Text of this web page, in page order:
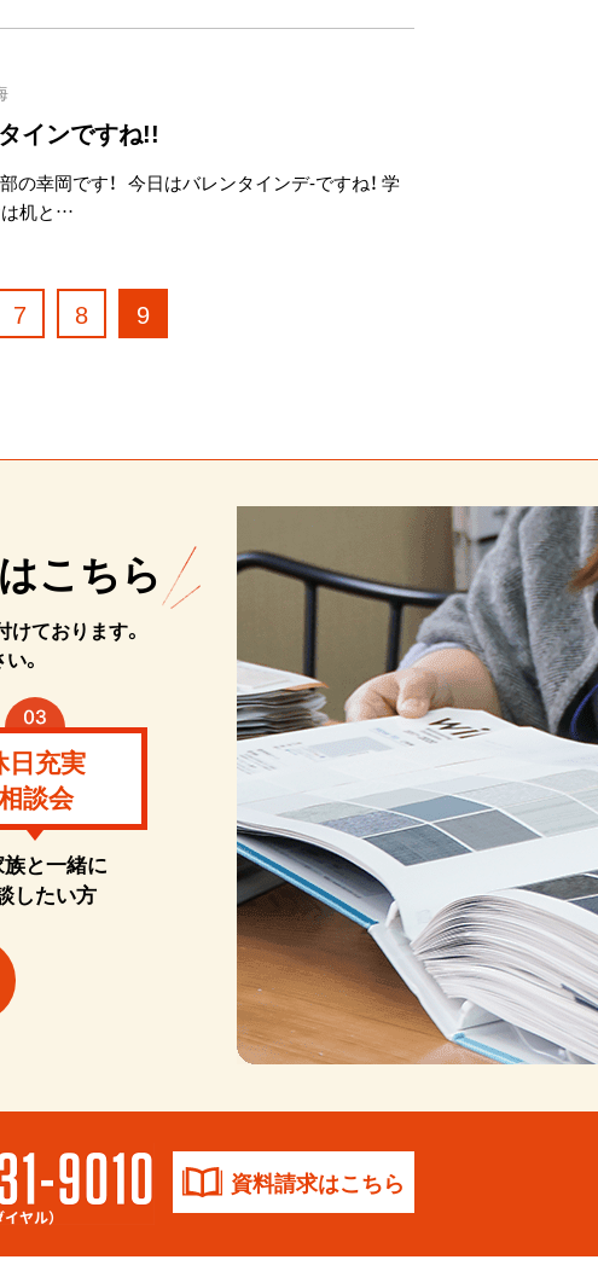
インですね!!
の幸岡です！ 今日はバレンタインデ-ですね！ 学
は机と…
7 8 9
はこちら
ております。
。
日充実
談会
族と一緒に
したい方
資料請求はこちら